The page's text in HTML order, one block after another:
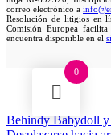
correo electrónico a
Resolución de litigios en
Comisión Europea
encuentra disponible en el
Behindy Babydoll
0